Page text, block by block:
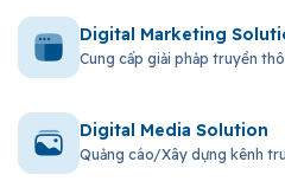
Digital Marketing
Cung cấp giải phảp truyền
Digital Media Solution
Quảng cáo/Xây dựng kênh